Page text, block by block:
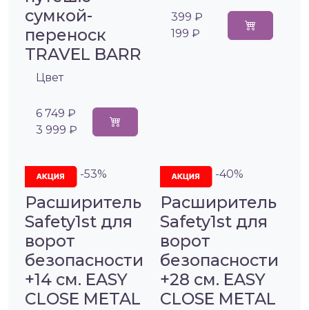
сумкой-
переноск
TRAVEL BARR
Цвет
6 749 ₽
3 999 ₽
399 ₽
199 ₽
-53%
Расширитель
Safety1st для
ворот
безопасности
+14 см. EASY
CLOSE METAL
-40%
Расширитель
Safety1st для
ворот
безопасности
+28 см. EASY
CLOSE METAL